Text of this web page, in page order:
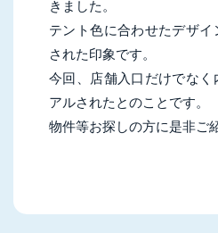
きました。
テント色に合わせたデザ
された印象です。
今回、店舗入口だけでなく
アルされたとのことです。
物件等お探しの方に是非ご